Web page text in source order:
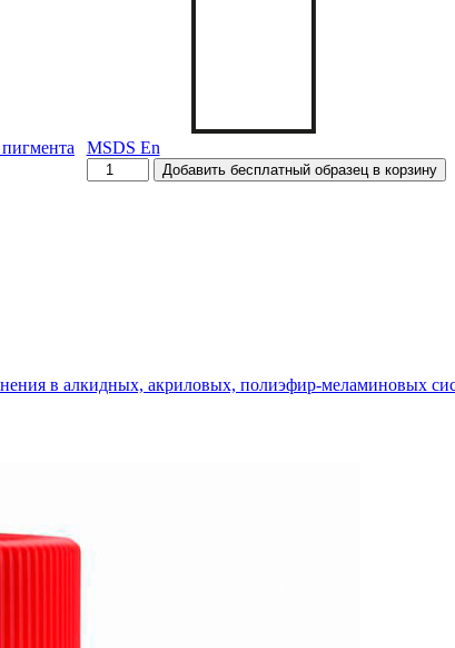
MSDS En
Количество
товара
Добавить бесплатный образец в корзину
в алкидных, акриловых, полиэфир-меламиновых